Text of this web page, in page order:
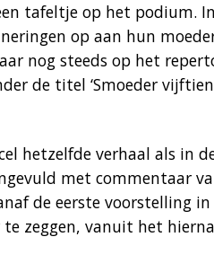
tafeltje op het podium.
op aan hun
nog steeds op het
de titel ‘Smoeder vijftien
hetzelfde verhaal als in
met commentaar
de eerste voorstelling
zeggen, vanuit het